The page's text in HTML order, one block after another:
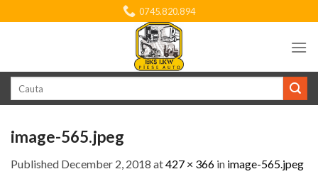
to
0745.820.894
image-565.jpeg
Published December 2, 2018 at427 × 366 in image-565.jpeg